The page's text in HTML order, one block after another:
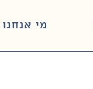
מי אנחנו